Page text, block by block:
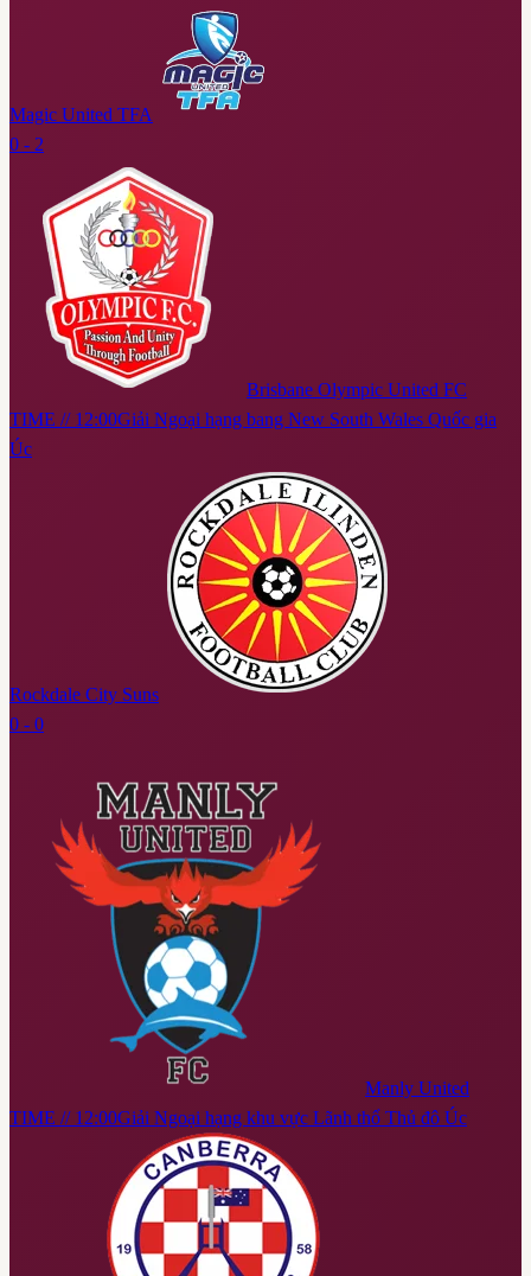
Magic United TFA
0 - 2
Brisbane Olympic United FC
TIME // 12:00Giải Ngoại hạng bang New South Wales Quốc gia
Úc
Rockdale City Suns
0 - 0
Manly United
TIME // 12:00Giải Ngoại hạng khu vực Lãnh thổ Thủ đô Úc